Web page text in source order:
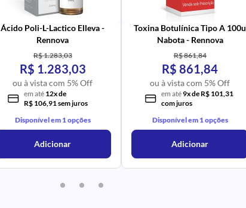
NA PR
Ácido Poli-L-Lactico Elleva -
Rennova
R$ 1.283,03
R$ 1.283,03
ou à vista com 5% Off
em até 12x de
R$ 106,91 sem juros
Disponível em 1 opções
Adicionar
IM UR NA
Toxina Botulínica Tipo A 100u
Nabota - Rennova
R$ 861,84
R$ 861,84
ou à vista com 5% Off
em até9x de R$ 101,31
com juros
Disponível em 1 opções
Adicionar